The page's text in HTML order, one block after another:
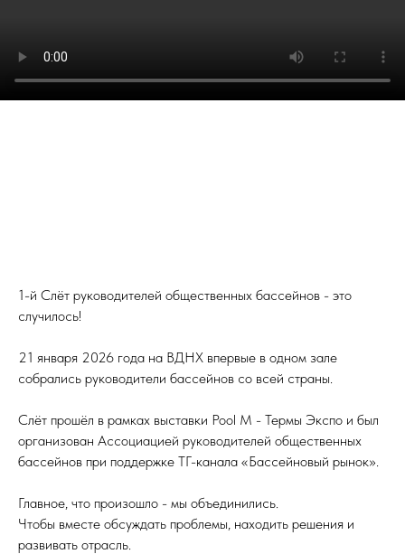
1-й Слёт руководителей общественных бассейнов - это
случилось!
21 января 2026 года на ВДНХ впервые в одном зале
собрались руководители бассейнов со всей страны.
Слёт прошёл в рамках выставки Pool М - Термы Экспо и был
организован Ассоциацией руководителей общественных
бассейнов при поддержке ТГ-канала «Бассейновый рынок».
Главное, что произошло - мы объединились.
Чтобы вместе обсуждать проблемы, находить решения и
развивать отрасль.